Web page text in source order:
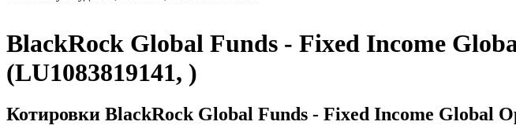
BlackRock Global Funds - Fixed Income
(LU1083819141, )
Котировки BlackRock Global Funds - Fixed Income Global